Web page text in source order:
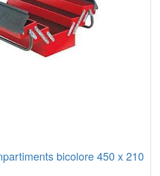
bicolore 450 x 210